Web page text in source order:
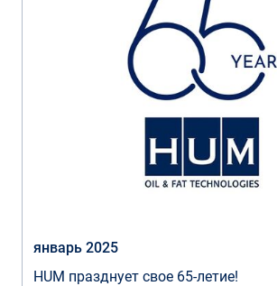
январь 2025
HUM празднует свое 65-летие!